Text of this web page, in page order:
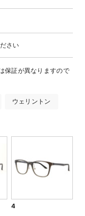
さい
保証が異なりますので
ウェリントン
4